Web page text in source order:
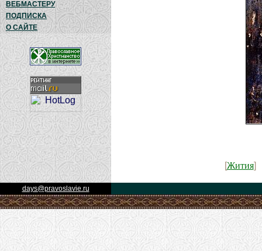
ВЕБМАСТЕРУ
ПОДПИСКА
О САЙТЕ
[Жития]
days@pravoslavie.ru